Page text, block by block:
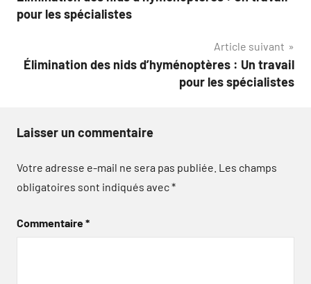
de
pour les spécialistes
Article suivant
Élimination des nids d’hyménoptères : Un travail
pour les spécialistes
Laisser un commentaire
Votre adresse e-mail ne sera pas publiée. Les champs
obligatoires sont indiqués avec*
Commentaire*